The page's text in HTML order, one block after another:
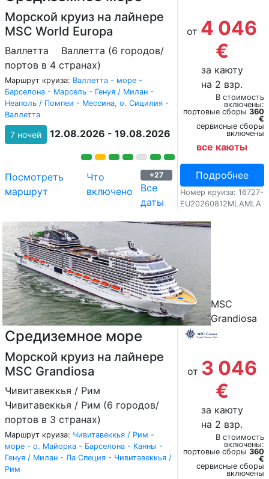
Морской круиз на лайнере
MSC World Europa
Валлетта
Валлетта (6 городов/
портов в 4 странах)
Маршрут круиза: Валлетта - море -
Барселона - Марсель - Генуя / Милан -
Неаполь / Помпеи - Мессина, о. Сицилия -
Валлетта
7 ночей 12.08.2026 - 19.08.2026
Посмотреть
маршрут
Что
включено
+27
Все
даты
от 4 046
€
за каюту
на 2 взр.
В стоимость
включены:
портовые сборы 360
€
сервисные сборы
включены
все каюты
Подробнее
Номер круиза: 16727-
EU20260812MLAMLA
MSC
Grandiosa
Средиземное море
Морской круиз на лайнере
MSC Grandiosa
Чивитавеккья / Рим
Чивитавеккья / Рим (6 городов/
портов в 3 странах)
Маршрут круиза: Чивитавеккья / Рим -
море - о. Майорка - Барселона - Канны -
Генуя / Милан - Ла Специя - Чивитавеккья /
Рим
от 3 046
€
за каюту
на 2 взр.
В стоимость
включены:
портовые сборы 360
€
сервисные сборы
включены